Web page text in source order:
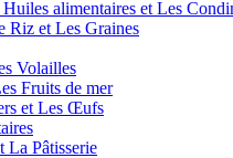
alimentaires et Les
Riz et Les Graines
Volailles
Fruits de mer
et Les Œufs
La Pâtisserie